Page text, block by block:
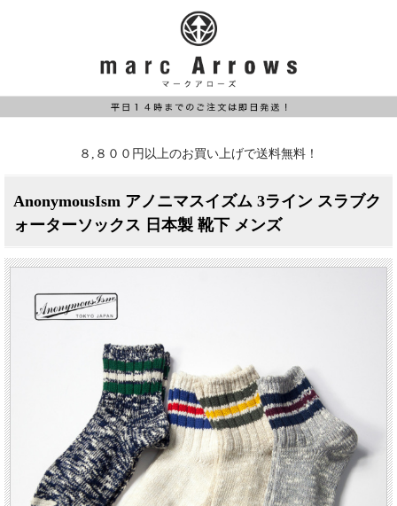
８,８００円以上のお買い上げで送料無料！
AnonymousIsm アノニマスイズム 3ライン スラブク
ォーターソックス 日本製 靴下 メンズ